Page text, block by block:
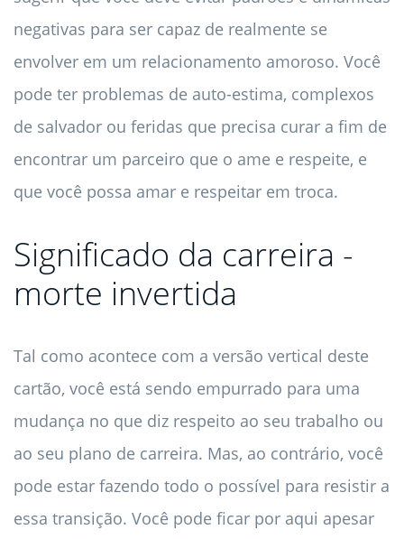
negativas para ser capaz de realmente se
envolver em um relacionamento amoroso. Você
pode ter problemas de auto-estima, complexos
de salvador ou feridas que precisa curar a fim de
encontrar um parceiro que o ame e respeite, e
que você possa amar e respeitar em troca.
Significado da carreira -
morte invertida
Tal como acontece com a versão vertical deste
cartão, você está sendo empurrado para uma
mudança no que diz respeito ao seu trabalho ou
ao seu plano de carreira. Mas, ao contrário, você
pode estar fazendo todo o possível para resistir a
essa transição. Você pode ficar por aqui apesar